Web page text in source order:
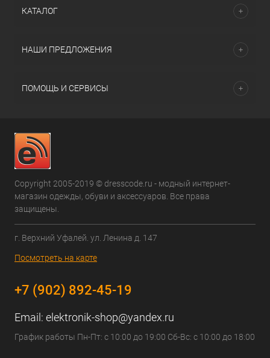
КАТАЛОГ
НАШИ ПРЕДЛОЖЕНИЯ
ПОМОЩЬ И СЕРВИСЫ
Copyright 2005-2019 © dresscode.ru - модный интернет-
магазин одежды, обуви и аксессуаров. Все права
защищены.
г. Верхний Уфалей. ул. Ленина д. 147
Посмотреть на карте
+7 (902) 892-45-19
Email: elektronik-shop@yandex.ru
График работы Пн-Пт: с 10:00 до 19:00 Сб-Вс: с 10:00 до 18:00